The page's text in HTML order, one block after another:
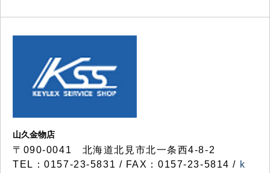
山久金物店
〒090-0041 北海道北見市北一条西4-8-2
TEL：0157-23-5831 / FAX：0157-23-5814 / k